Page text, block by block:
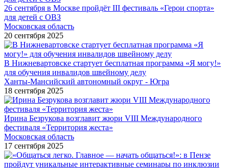
26 сентября в Москве пройдёт III фестиваль «Герои спорта»
для детей с ОВЗ
Московская область
20 сентября 2025
В Нижневартовске стартует бесплатная программа «Я могу!»
для обучения инвалидов швейному делу
Ханты-Мансийский автономный округ - Югра
18 сентября 2025
Ирина Безрукова возглавит жюри VIII Международного
фестиваля «Территория жеста»
Московская область
17 сентября 2025